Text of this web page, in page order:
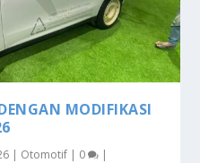
MODIFIKASI
| Otomotif | 0 |